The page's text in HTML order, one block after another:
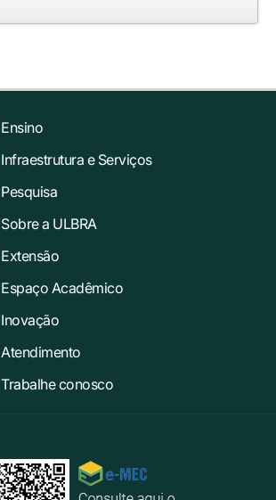
Ensino
Infraestrutura e Serviços
Pesquisa
Sobre a ULBRA
Extensão
Espaço Acadêmico
Inovação
Atendimento
Trabalhe conosco